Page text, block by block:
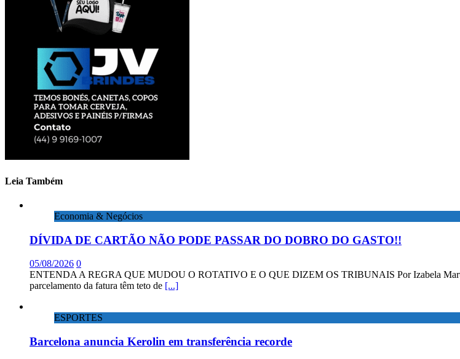
Leia Também
Economia & Negócios
DÍVIDA DE CARTÃO NÃO PODE PASSAR DO DOBRO DO GASTO!!
05/08/2026 0
ENTENDA A REGRA QUE MUDOU O ROTATIVO E O QUE DIZEM OS TRIBUNAIS Por Izabela
parcelamento da fatura têm teto de [...]
ESPORTES
Barcelona anuncia Kerolin em transferência recorde